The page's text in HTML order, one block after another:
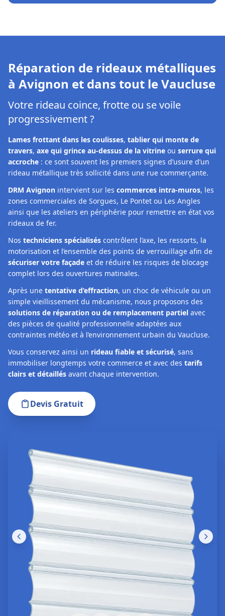
Réparation de rideaux métalliques
à Avignon et dans tout le Vaucluse
Votre rideau coince, frotte ou se voile
progressivement ?
Lames frottant dans les coulisses, tablier qui monte de
travers, axe qui grince au-dessus de la vitrine ou serrure qui
accroche : ce sont souvent les premiers signes d’usure d’un
rideau métallique très sollicité dans une rue commerçante.
DRM Avignon intervient sur les commerces intra‑muros, les
zones commerciales de Sorgues, Le Pontet ou Les Angles
ainsi que les ateliers en périphérie pour remettre en état vos
rideaux de fer.
Nos techniciens spécialisés contrôlent l’axe, les ressorts, la
motorisation et l’ensemble des points de verrouillage afin de
sécuriser votre façade et de réduire les risques de blocage
complet lors des ouvertures matinales.
Après une tentative d’effraction, un choc de véhicule ou un
simple vieillissement du mécanisme, nous proposons des
solutions de réparation ou de remplacement partiel avec
des pièces de qualité professionnelle adaptées aux
contraintes météo et à l’environnement urbain du Vaucluse.
Vous conservez ainsi un rideau fiable et sécurisé, sans
immobiliser longtemps votre commerce et avec des tarifs
clairs et détaillés avant chaque intervention.
Devis Gratuit